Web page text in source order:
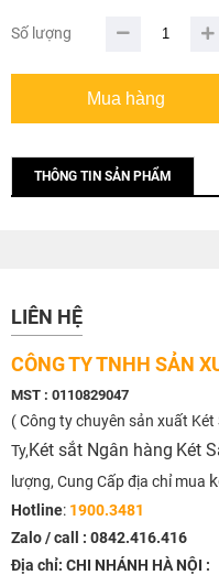
Số lượng
THÔNG TIN SẢN PHẨM
LIÊN HỆ
CÔNG TY TNHH SẢN
MST : 0110829047
( Công ty chuyên sản xuất
Ty,Két sắt Ngân hàng Két
lượng, Cung Cấp địa chỉ mua
Hotline: 1900.3481
Zalo / call : 0842.416.416
Địa chỉ: CHI NHÁNH HÀ NỘI :